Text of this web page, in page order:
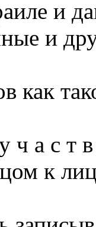
и
и
как
ч а с т
к